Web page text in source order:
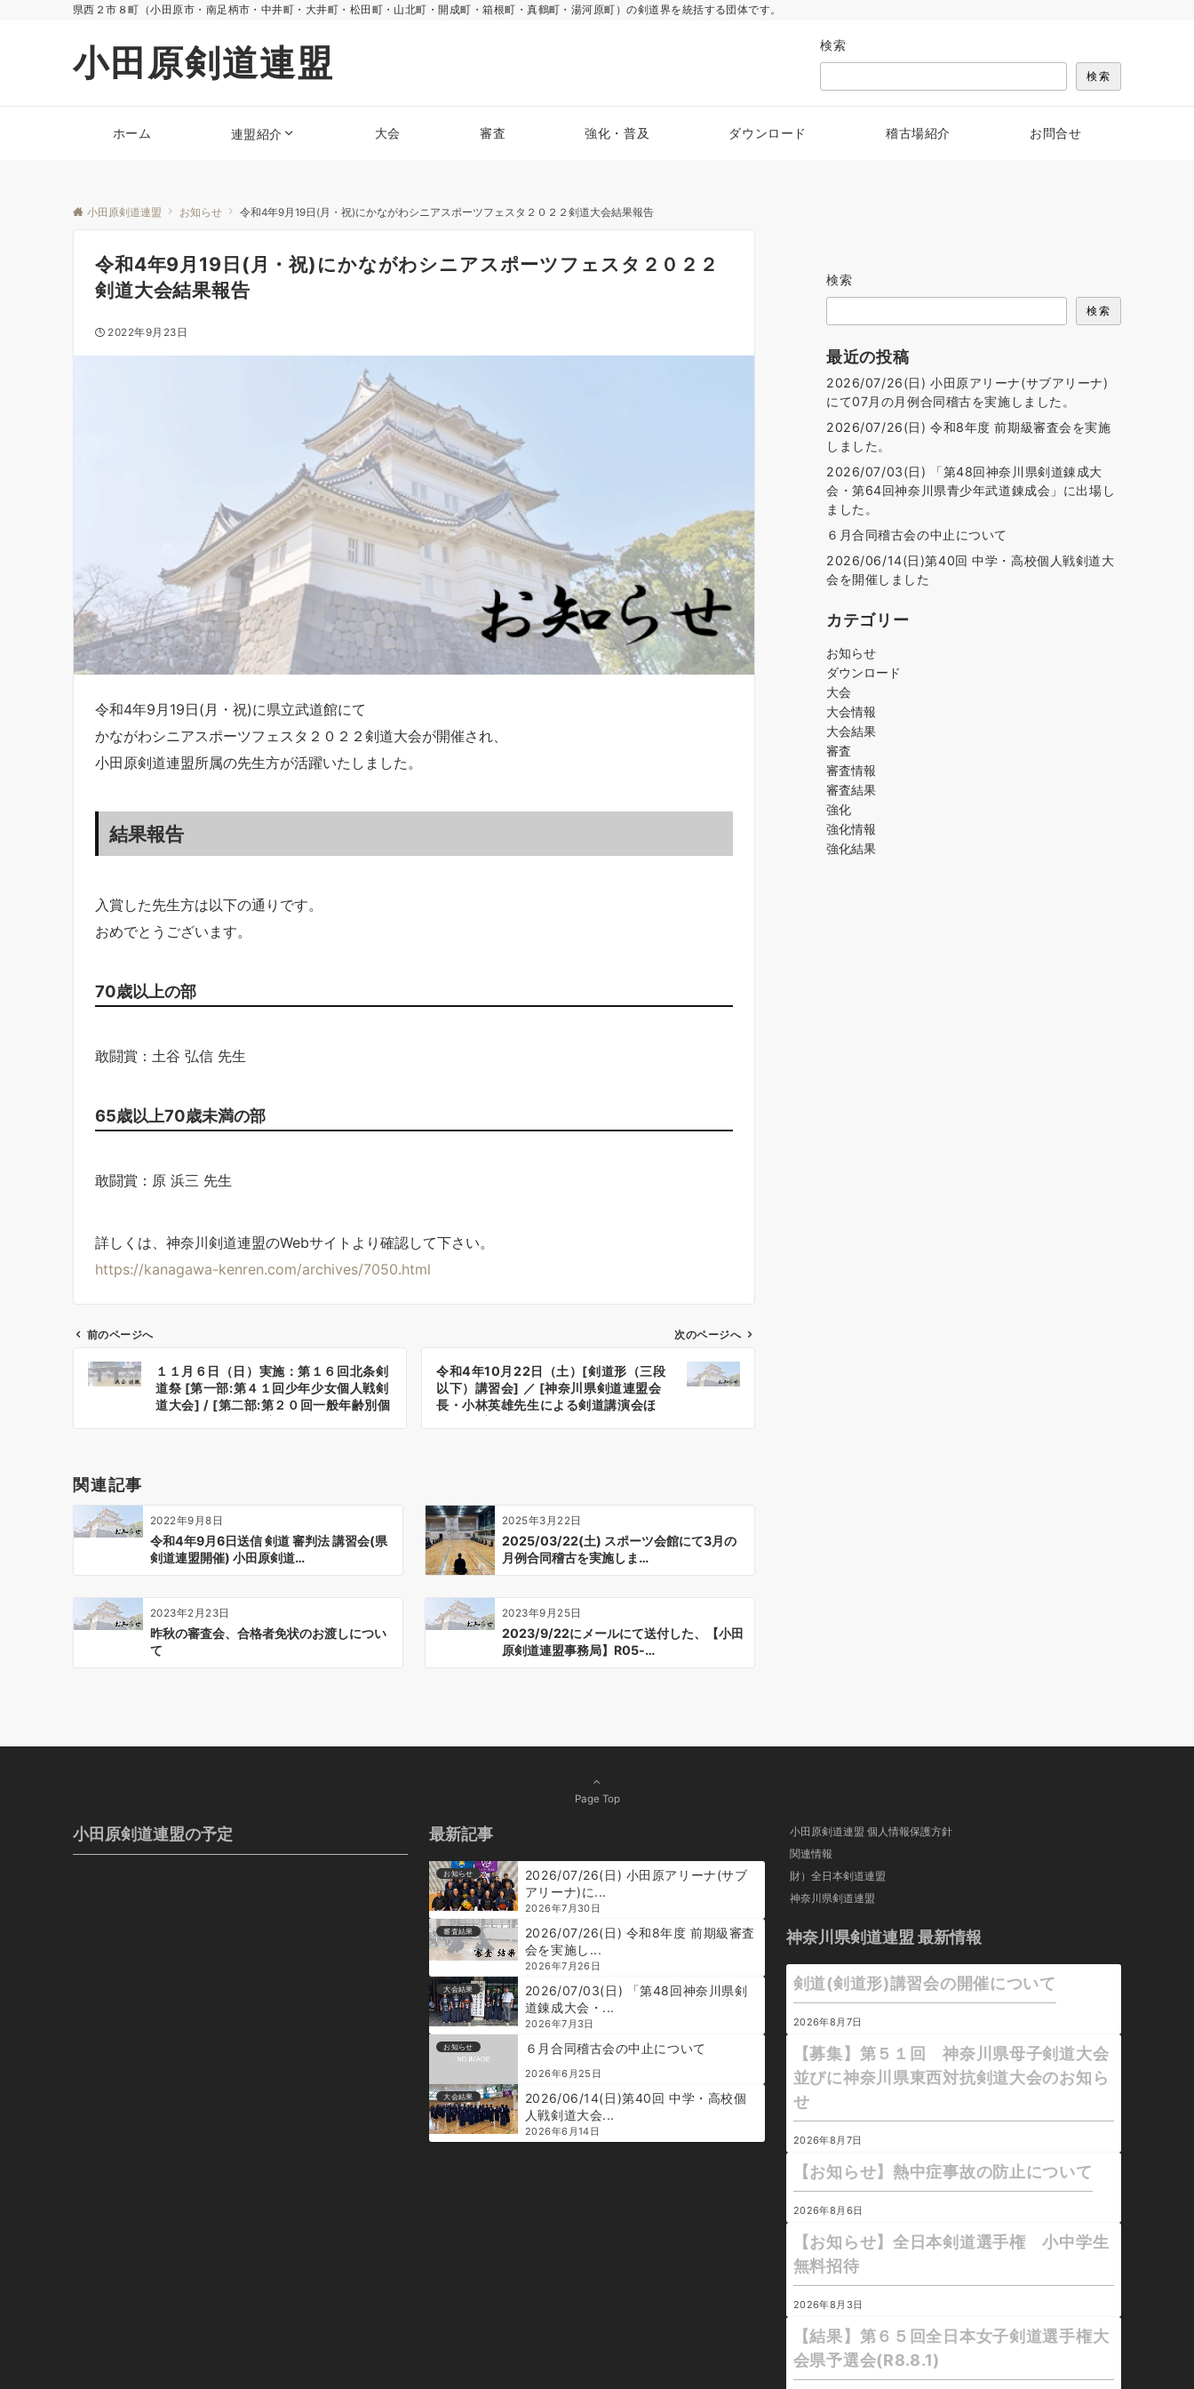
県西２市８町（小田原市・南足柄市・中井町・大井町・松田町・山北町・開成町・箱根町・真鶴町・湯河原町）の剣道界を統括する団体です。
小田原剣道連盟 検索
検索
ホーム 連盟紹介 大会 審査 強化・普及 ダウンロード 稽古場紹介 お問合せ
小田原剣道連盟 お知らせ 令和4年9月19日(月・祝)にかながわシニアスポーツフェスタ２０２２剣道大会結果報告
令和4年9月19日(月・祝)にかながわシニアスポーツフェスタ２０２２
剣道大会結果報告
2022年9月23日
令和4年9月19日(月・祝)に県立武道館にて
かながわシニアスポーツフェスタ２０２２剣道大会が開催され、
小田原剣道連盟所属の先生方が活躍いたしました。
結果報告
入賞した先生方は以下の通りです。
おめでとうございます。
70歳以上の部
敢闘賞：土谷 弘信 先生
65歳以上70歳未満の部
敢闘賞：原 浜三 先生
詳しくは、神奈川剣道連盟のWebサイトより確認して下さい。
https://kanagawa-kenren.com/archives/7050.html
シ
ン
前のページへ
１１月６日（日）実施：第１６回北条剣
道祭 [第一部:第４１回少年少女個人戦剣
道大会] / [第二部:第２０回一般年齢別個
次のページへ
令和4年10月22日（土）[剣道形（三段
以下）講習会] ／ [神奈川県剣道連盟会
長・小林英雄先生による剣道講演会ほ
関連記事
2022年9月8日
令和4年9月6日送信 剣道 審判法 講習会(県
剣道連盟開催) 小田原剣道…
2025年3月22日
2025/03/22(土) スポーツ会館にて3月の
月例合同稽古を実施しま…
2023年2月23日
昨秋の審査会、合格者免状のお渡しについ
て
2023年9月25日
2023/9/22にメールにて送付した、【小田
原剣道連盟事務局】R05-…
検索
検索
最近の投稿
2026/07/26(日) 小田原アリーナ(サブアリーナ)
にて07月の月例合同稽古を実施しました。
2026/07/26(日) 令和8年度 前期級審査会を実施
しました。
2026/07/03(日) 「第48回神奈川県剣道錬成大
会・第64回神奈川県青少年武道錬成会」に出場し
ました。
６月合同稽古会の中止について
2026/06/14(日)第40回 中学・高校個人戦剣道大
会を開催しました
カテゴリー
お知らせ
ダウンロード
大会
大会情報
大会結果
審査
審査情報
審査結果
強化
強化情報
強化結果
Page Top
小田原剣道連盟の予定 最新記事
お知らせ
2026/07/26(日) 小田原アリーナ(サブ
アリーナ)に...
2026年7月30日
審査結果
2026/07/26(日) 令和8年度 前期級審査
会を実施し...
2026年7月26日
大会結果
2026/07/03(日) 「第48回神奈川県剣
道錬成大会・...
2026年7月3日
お知らせ ６月合同稽古会の中止について
2026年6月25日
大会結果
2026/06/14(日)第40回 中学・高校個
人戦剣道大会...
2026年6月14日
小田原剣道連盟 個人情報保護方針
関連情報
財）全日本剣道連盟
神奈川県剣道連盟
神奈川県剣道連盟 最新情報
剣道(剣道形)講習会の開催について
2026年8月7日
【募集】第５１回 神奈川県母子剣道大会
並びに神奈川県東西対抗剣道大会のお知ら
せ
2026年8月7日
【お知らせ】熱中症事故の防止について
2026年8月6日
【お知らせ】全日本剣道選手権 小中学生
無料招待
2026年8月3日
【結果】第６５回全日本女子剣道選手権大
会県予選会(R8.8.1)